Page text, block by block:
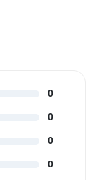
0
0
0
0